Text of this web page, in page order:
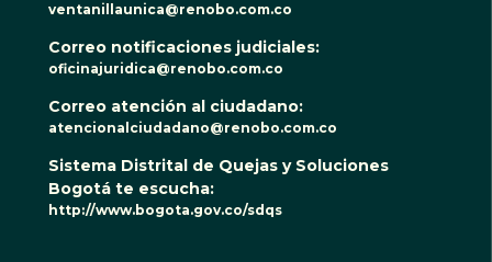
ventanillaunica@renobo.com.co
Correo notificaciones judiciales:
oficinajuridica@renobo.com.co
Correo atención al ciudadano:
atencionalciudadano@renobo.com.co
Sistema Distrital de Quejas y Soluciones
Bogotá te escucha:
http://www.bogota.gov.co/sdqs